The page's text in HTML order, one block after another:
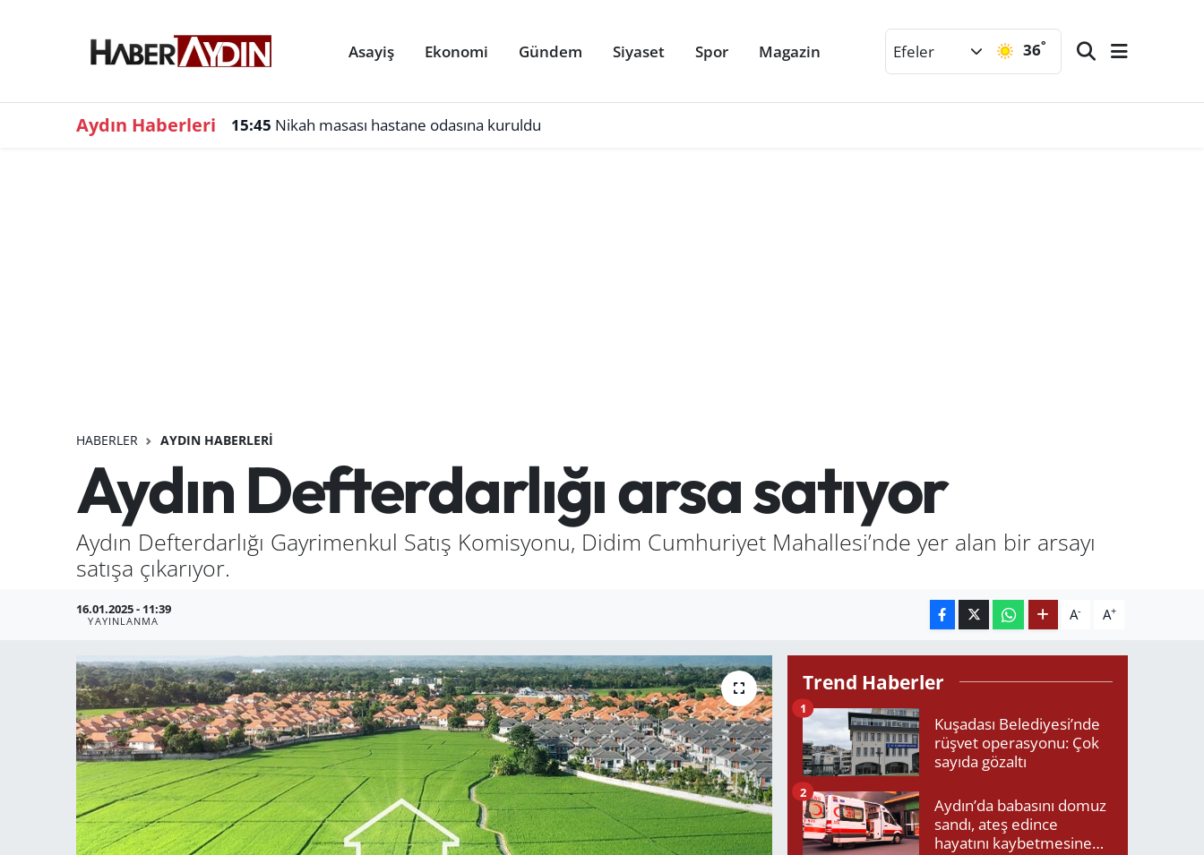
Asayiş Ekonomi Gündem Siyaset Spor Magazin Efeler 36°
Aydın Haberleri 15:45 Nikah masası hastane odasına kuruldu
HABERLER AYDIN HABERLERI
Aydın Defterdarlığı arsa satıyor
Aydın Defterdarlığı Gayrimenkul Satış Komisyonu, Didim Cumhuriyet Mahallesi’nde yer alan bir arsayı
satışa çıkarıyor.
16.01.2025 - 11:39
YAYINLANMA A- A+
Trend Haberler
Kuşadası Belediyesi’nde
rüşvet operasyonu: Çok
sayıda gözaltı
1
Aydın’da babasını domuz
sandı, ateş edince
hayatını kaybetmesine
2